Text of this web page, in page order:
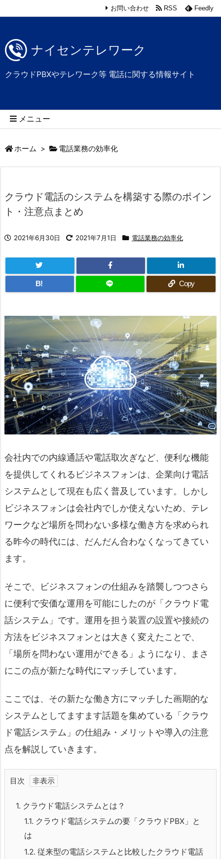
ナイセンテレワーク
クラウドPBXやテレワーク等 電話に関する情報サイト
メニュー
お問い合わせ RSS Feedly
ホーム > 電話業務の効率化
クラウド電話のシステムを構築する際のポイン
ト・注意点まとめ
2021年6月30日 2021年7月1日 電話業務の効率化
B! Copy
会社内での内線通話や電話取次ぎなど、便利な機能
を提供してくれるビジネスフォンは、企業向け電話
システムとして現在も広く普及しています。しかし
ビジネスフォンは会社内でしか使えないため、テレ
ワークなど場所を問わない多様な働き方を求められ
る昨今の時代には、だんだん合わなくなってきてい
ます。
そこで、ビジネスフォンの仕組みを踏襲しつつさら
に便利で安価な運用を可能にしたのが「クラウド電
話システム」です。運用を担う装置の設置や接続の
方法をビジネスフォンとは大きく変えたことで、
「場所を問わない運用ができる」ようになり、まさ
にこの点が新たな時代にマッチしています。
ここでは、その新たな働き方にマッチした画期的な
システムとしてますます話題を集めている「クラウ
ド電話システム」の仕組み・メリットや導入の注意
点を解説していきます。
目次
1. クラウド電話システムとは？
1.1. クラウド電話システムの要「クラウドPBX」と
は
1.2. 従来型の電話システムと比較したクラウド電話